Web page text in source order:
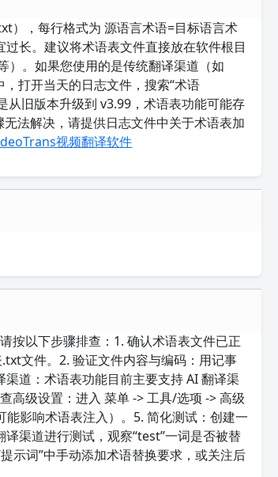
），每行格式为 源语言术语=目标语言术
长。建议将术语表文件直接放在软件根目
）。如果您使用的是传统翻译渠道（如
，打开当天的日志文件，搜索“术语
从旧版本升级到 v3.99，术语表功能可能存
法解决，请提供日志文件中关于术语表加
视频翻译软件
按以下步骤排查：1. 确认术语表文件已正
文件。2. 验证文件内容与编码：用记事
道：术语表功能目前主要支持 AI 翻译渠
高级设置：进入 菜单 -> 工具/选项 -> 高级
影响术语表注入）。5. 简化测试：创建一
渠道进行测试，观察“test”一词是否被替
示词”中手动添加术语替换要求，或关注后